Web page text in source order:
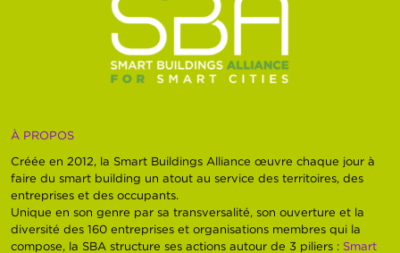
À PROPOS
Créée en 2012, la Smart Buildings Alliance œuvre chaque jour à
faire du smart building un atout au service des territoires, des
entreprises et des occupants.
Unique en son genre par sa transversalité, son ouverture et la
diversité des 160 entreprises et organisations membres qui la
compose, la SBA structure ses actions autour de 3 piliers : Smart